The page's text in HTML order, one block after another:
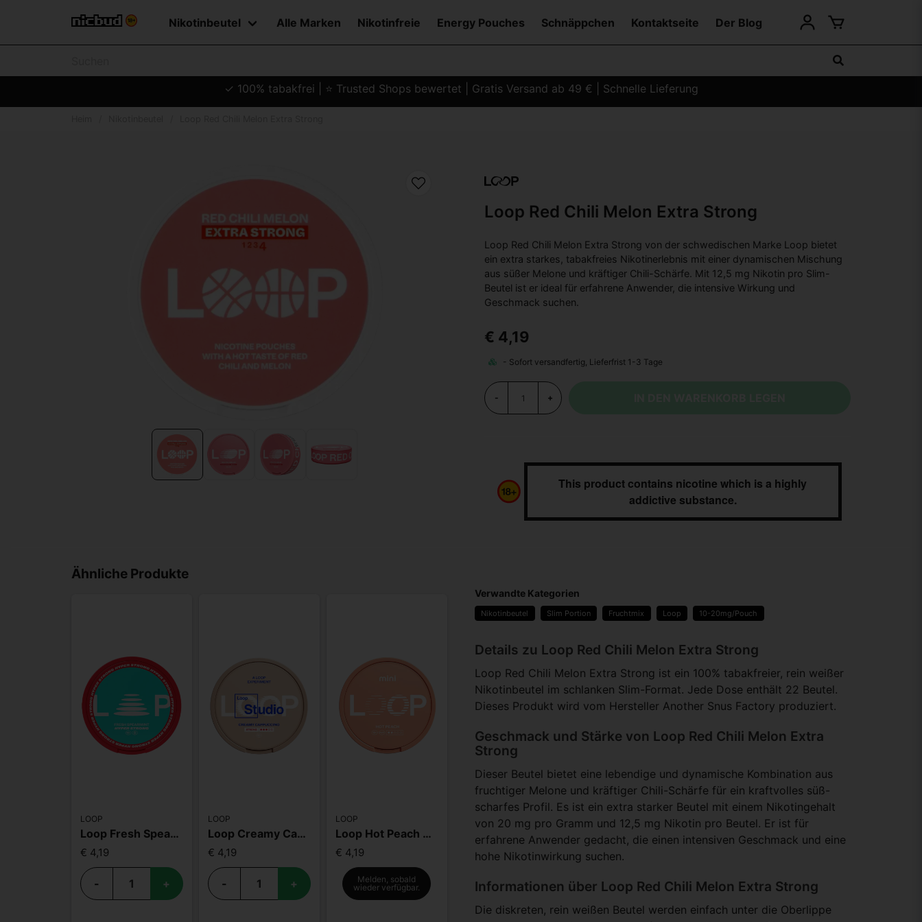
Nikotinbeutel Alle Marken Nikotinfreie Energy Pouches Schnäppchen Kontaktseite Der Blog
✓ 100% tabakfrei | ⭐ Trusted Shops bewertet | Gratis Versand ab 49 € | Schnelle Lieferung
Loop Red Chili Melon Extra Strong
Loop Red Chili Melon Extra Strong von der schwedischen Marke Loop bietet
ein extra starkes, tabakfreies Nikotinerlebnis mit einer dynamischen Mischung
aus süßer Melone und kräftiger Chili-Schärfe. Mit 12,5 mg Nikotin pro Slim-
Beutel ist er ideal für erfahrene Anwender, die intensive Wirkung und
Geschmack suchen.
€ 4,19
- +
This product contains nicotine which is a highly
addictive substance.
Ähnliche Produkte
LOOP
Loop Fresh Spearmint Hyper
€ 4,19
- +
LOOP
Loop Creamy Cappuccino Strong
€ 4,19
- +
LOOP
Loop Hot Peach Mini
€ 4,19
Melden, sobald
wieder verfügbar.
Verwandte Kategorien
Nikotinbeutel Slim Portion Fruchtmix Loop 10-20mg/Pouch
Details zu Loop Red Chili Melon Extra Strong
Loop Red Chili Melon Extra Strong ist ein 100% tabakfreier, rein weißer
Nikotinbeutel im schlanken Slim-Format. Jede Dose enthält 22 Beutel.
Dieses Produkt wird vom Hersteller Another Snus Factory produziert.
Geschmack und Stärke von Loop Red Chili Melon Extra
Strong
Dieser Beutel bietet eine lebendige und dynamische Kombination aus
fruchtiger Melone und kräftiger Chili-Schärfe für ein kraftvolles süß-
scharfes Profil. Es ist ein extra starker Beutel mit einem Nikotingehalt
von 20 mg pro Gramm und 12,5 mg Nikotin pro Beutel. Er ist für
erfahrene Anwender gedacht, die einen intensiven Geschmack und eine
hohe Nikotinwirkung suchen.
Informationen über Loop Red Chili Melon Extra Strong
Die diskreten, rein weißen Beutel werden einfach unter die Oberlippe